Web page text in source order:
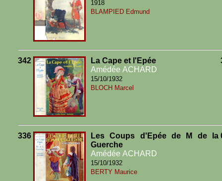
1918
BLAMPIED Edmund
342
La Cape et l'Epée
Amédée ACHARD
15/10/1932
BLOCH Marcel
336
Les Coups d'Epée de M de la
Guerche
Amédée ACHARD
15/10/1932
BERTY Maurice